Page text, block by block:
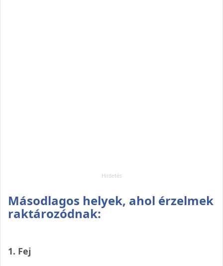
Másodlagos helyek, ahol érzelmek
raktározódnak:
1. Fej